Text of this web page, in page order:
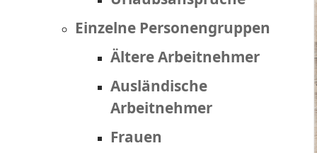
Einzelne Personengruppen
Ältere Arbeitnehmer
Ausländische
Arbeitnehmer
Frauen